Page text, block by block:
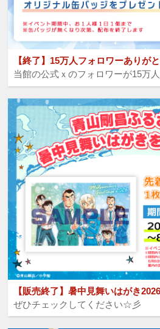
【終了】15万人フォロワーありが
当館の公式ｘのフォロワーが15万
【販売終了】暑中見舞いはがき
ぜひチェックしてください☆彡